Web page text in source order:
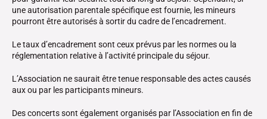
une autorisation parentale spécifique est fournie, les mineurs
pourront être autorisés à sortir du cadre de l’encadrement.
Le taux d’encadrement sont ceux prévus par les normes ou la
réglementation relative à l’activité principale du séjour.
L’Association ne saurait être tenue responsable des actes causés
aux ou par les participants mineurs.
Des concerts sont également organisés par l’Association en fin de